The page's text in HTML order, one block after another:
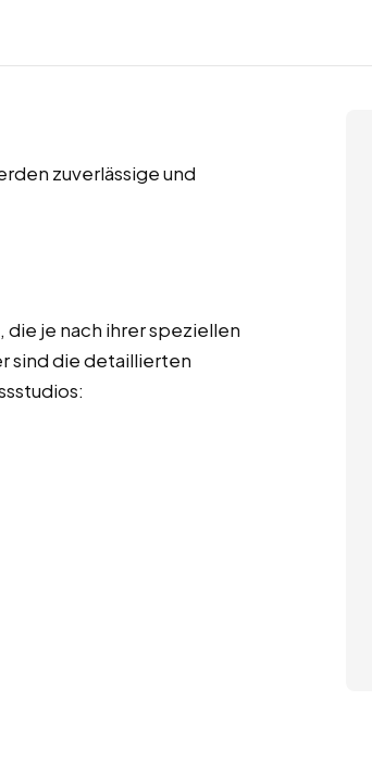
zuverlässige und
je nach ihrer speziellen
sind die detaillierten